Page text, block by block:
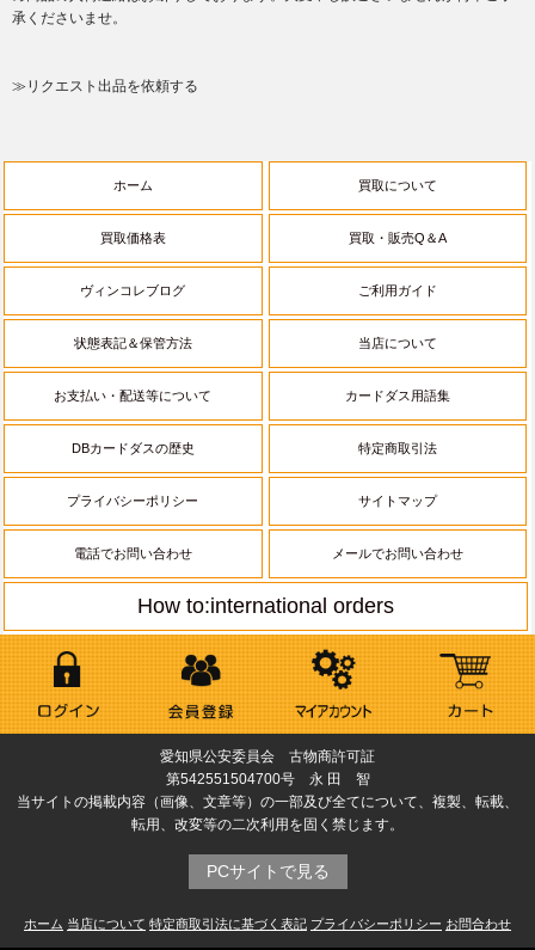
承くださいませ。
≫リクエスト出品を依頼する
ホーム 買取について
買取価格表 買取・販売Q＆A
ヴィンコレブログ ご利用ガイド
状態表記＆保管方法 当店について
お支払い・配送等について カードダス用語集
DBカードダスの歴史 特定商取引法
プライバシーポリシー サイトマップ
電話でお問い合わせ メールでお問い合わせ
How to:international orders
愛知県公安委員会 古物商許可証
第542551504700号 永 田 智
当サイトの掲載内容（画像、文章等）の一部及び全てについて、複製、転載、
転用、改変等の二次利用を固く禁じます。
PCサイトで見る
ホーム 当店について 特定商取引法に基づく表記 プライバシーポリシー お問合わせ